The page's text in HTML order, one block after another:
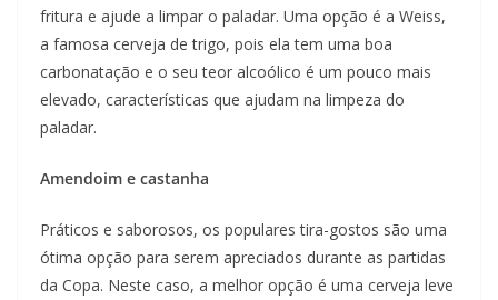
fritura e ajude a limpar o paladar. Uma opção é a Weiss,
a famosa cerveja de trigo, pois ela tem uma boa
carbonatação e o seu teor alcoólico é um pouco mais
elevado, características que ajudam na limpeza do
paladar.
Amendoim e castanha
Práticos e saborosos, os populares tira-gostos são uma
ótima opção para serem apreciados durante as partidas
da Copa. Neste caso, a melhor opção é uma cerveja leve